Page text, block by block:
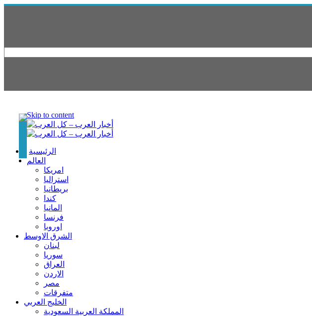
Skip to content
الرئيسية
العالم
امريكا
استراليا
بريطانيا
كندا
المانيا
فرنسا
اوروبا
الشرق الاوسط
لبنان
سوريا
العراق
الاردن
مصر
متفرقات
الخليج العربي
المملكة العربية السعودية